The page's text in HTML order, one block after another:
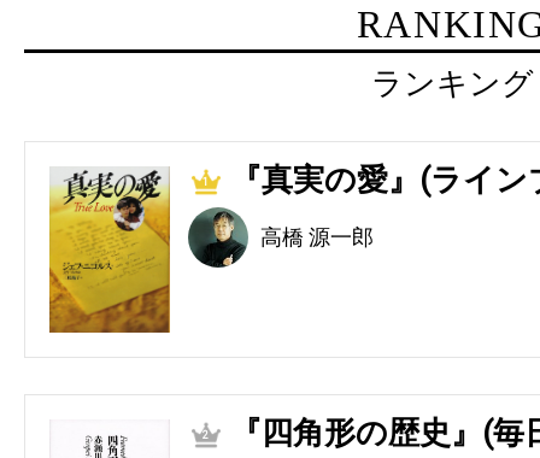
ランキング
1 『真実の愛』(ライ
高橋 源一郎
2 『四角形の歴史』(毎